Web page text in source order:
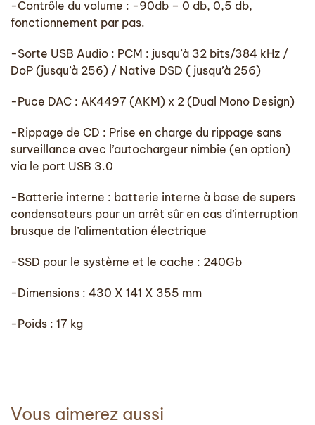
-Contrôle du volume : -90db – 0 db, 0,5 db,
fonctionnement par pas.
-Sorte USB Audio : PCM : jusqu’à 32 bits/384 kHz /
DoP (jusqu’à 256) / Native DSD ( jusqu’à 256)
-Puce DAC : AK4497 (AKM) x 2 (Dual Mono Design)
-Rippage de CD : Prise en charge du rippage sans
surveillance avec l’autochargeur nimbie (en option)
via le port USB 3.0
-Batterie interne : batterie interne à base de supers
condensateurs pour un arrêt sûr en cas d’interruption
brusque de l’alimentation électrique
-SSD pour le système et le cache : 240Gb
-Dimensions : 430 X 141 X 355 mm
-Poids : 17 kg
Vous aimerez aussi